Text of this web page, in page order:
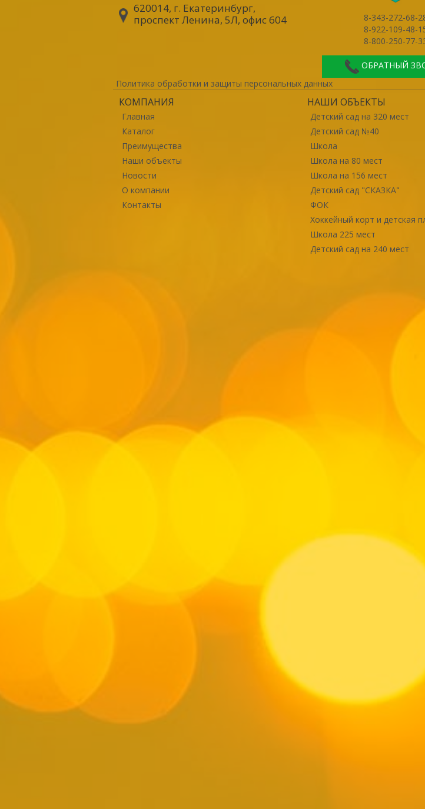
620014, г. Екатеринбург,
проспект Ленина, 5Л, офис 604
8-343-272-68-
8-922-109-48-
8-800-250-77-
ОБРАТНЫЙ
Политика обработки и защиты персональных данных
КОМПАНИЯ
Главная
Каталог
Преимущества
Наши объекты
Новости
О компании
Контакты
НАШИ ОБЪЕКТЫ
Детский сад на 320 мест
Детский сад №40
Школа
Школа на 80 мест
Школа на 156 мест
Детский сад "СКАЗКА"
ФОК
Хоккейный корт и детская
Школа 225 мест
Детский сад на 240 мест